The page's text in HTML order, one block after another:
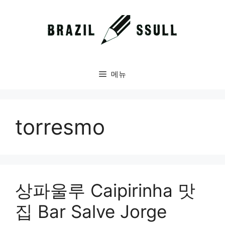
메뉴
torresmo
상파울루 Caipirinha 맛
집 Bar Salve Jorge